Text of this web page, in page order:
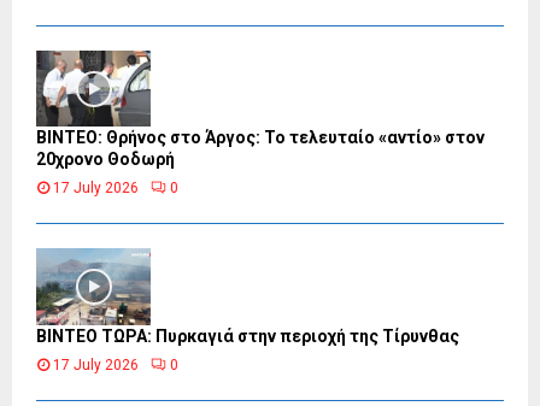
ΒΙΝΤΕΟ: Θρήνος στο Άργος: Το τελευταίο «αντίο» στον
20χρονο Θοδωρή
17 July 2026 0
ΒΙΝΤΕΟ ΤΩΡΑ: Πυρκαγιά στην περιοχή της Τίρυνθας
17 July 2026 0